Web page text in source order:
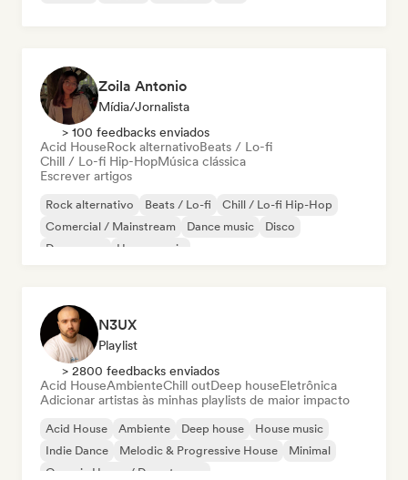
Zoila Antonio
Mídia/Jornalista
> 100 feedbacks enviados
Acid HouseRock alternativoBeats / Lo-fi
Chill / Lo-fi Hip-HopMúsica clássica
Escrever artigos
Rock alternativo Beats / Lo-fi
Chill / Lo-fi Hip-Hop
Comercial / Mainstream
Dance music
Disco
Dream pop
House music
N3UX
Playlist
> 2800 feedbacks enviados
Acid HouseAmbienteChill outDeep houseEletrônica
Adicionar artistas às minhas playlists de maior impacto
Acid House Ambiente Deep house
House music
Indie Dance
Melodic & Progressive House
Minimal
Organic House / Downtempo